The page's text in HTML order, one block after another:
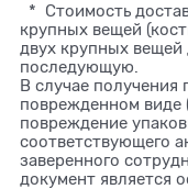
* Стоимость
крупных вещей
двух крупных
последующую.
В случае получения
поврежденном виде
повреждение
соответствующего
заверенного
документ является